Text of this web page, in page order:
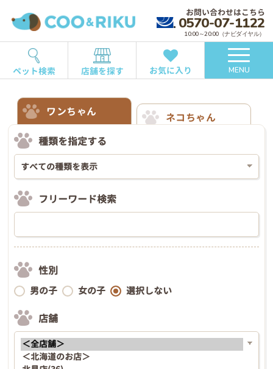
お問い合わせはこちら
0570-07-1122
10:00～20:00（ナビダイヤル）
ペット検索 店舗を探す お気に入り MENU
ワンちゃん
ネコちゃん
種類を指定する
フリーワード検索
性別
男の子 女の子 選択しない
店舗